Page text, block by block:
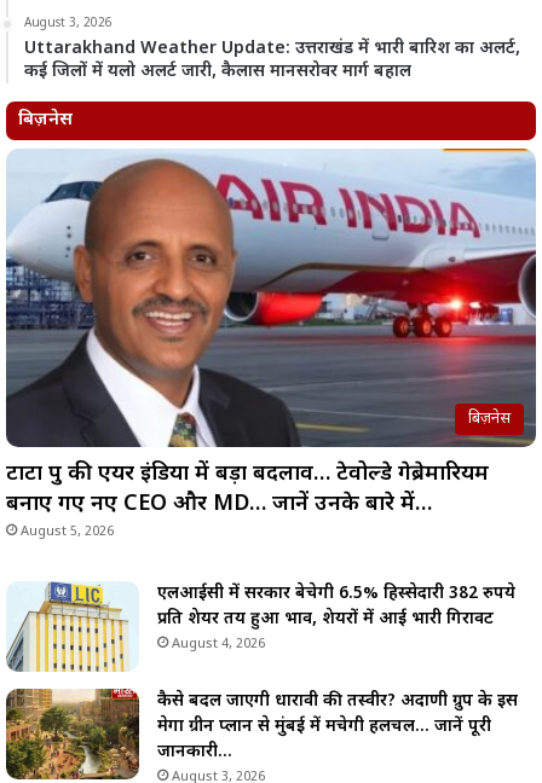
August 3, 2026
Uttarakhand Weather Update: उत्तराखंड में भारी बारिश का अलर्ट,
कई जिलों में यलो अलर्ट जारी, कैलास मानसरोवर मार्ग बहाल
बिज़नेस
बिज़नेस
टाटा ग्रुप की एयर इंडिया में बड़ा बदलाव… टेवोल्डे गेब्रेमारियम
बनाए गए नए CEO और MD… जानें उनके बारे में…
August 5, 2026
एलआईसी में सरकार बेचेगी 6.5% हिस्सेदारी 382 रुपये
प्रति शेयर तय हुआ भाव, शेयरों में आई भारी गिरावट
August 4, 2026
कैसे बदल जाएगी धारावी की तस्वीर? अदाणी ग्रुप के इस
मेगा ग्रीन प्लान से मुंबई में मचेगी हलचल… जानें पूरी
जानकारी…
August 3, 2026